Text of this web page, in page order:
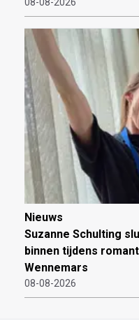
08-08-2026
Nieuws
Suzanne Schulting
binnen tijdens
Wennemars
08-08-2026